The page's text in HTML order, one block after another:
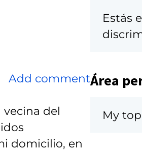
Add comment
del
domicilio, en
Estás
Área
My